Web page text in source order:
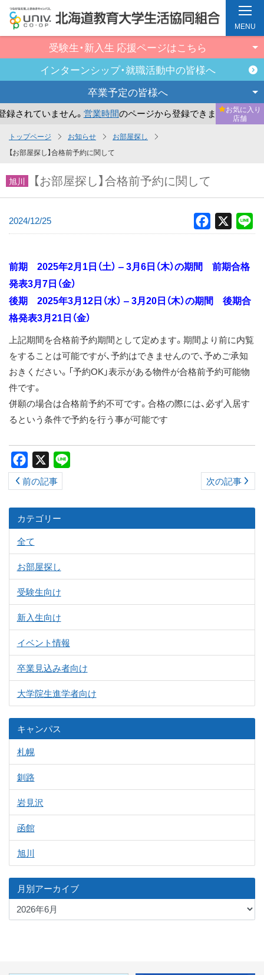
コ
ン
受験生・新入生 応援ページはこちら
インターンシップ・就職活動中の皆様へ
卒業予定の皆様へ
れていません。営業時間のページから登録できます。 ま
お気に入り
店舗
MENU
トップページ お知らせ
お部屋探し
【お部屋探し】合格前予約に関して
旭川 【お部屋探し】合格前予約に関して
2024/12/25 Facebook
前期 2025年2月1日（土） ‒ 3月6日（木）の期間 前期合格
発表3月7日（金）
後期 2025年3月12日（水） ‒ 3月20日（木）の期間 後期合
格発表3月21日（金）
上記期間を合格前予約期間として定めます。期間より前に内覧
をすることは可能ですが、予約はできませんので、予めご承知
おきください。「予約OK」表示がある物件が合格前予約可能物
件です。
併願の場合は合格前予約不可です。合格の際には、必ず入居す
るという条件で予約を行う事が可能です
Facebook
前の記事 次の記事
カテゴリー
全て
お部屋探し
受験生向け
新入生向け
イベント情報
卒業見込み者向け
大学院生進学者向け
キャンパス
札幌
釧路
岩見沢
函館
旭川
月別アーカイブ